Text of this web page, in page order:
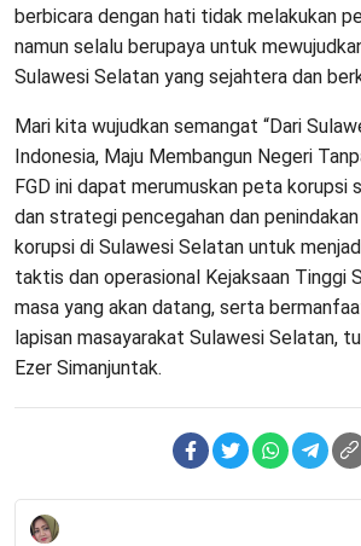
berbicara dengan hati tidak melakukan
namun selalu berupaya untuk
Sulawesi Selatan yang sejahtera dan
Mari kita wujudkan semangat “Dari
Indonesia, Maju Membangun Negeri
FGD ini dapat merumuskan peta korupsi
dan strategi pencegahan dan
korupsi di Sulawesi Selatan untuk
taktis dan operasional Kejaksaan Tinggi
masa yang akan datang, serta
lapisan masayarakat Sulawesi Selatan,
Ezer Simanjuntak.